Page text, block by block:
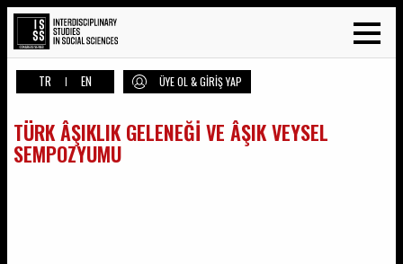
TR | EN ÜYE OL & GİRİŞ YAP
TÜRK ÂŞIKLIK GELENEĞİ VE ÂŞIK VEYSEL
SEMPOZYUMU